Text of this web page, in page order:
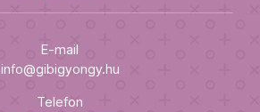
E-mail
info@gibigyongy.hu
Telefon